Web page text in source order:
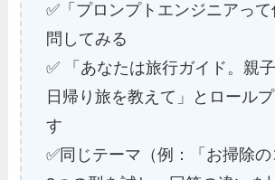
✅「プロンプトエンジニアっ
問してみる
✅ 「あなたは旅行ガイド。親
日帰り旅を教えて」とロール
す
✅同じテーマ（例：「お掃除